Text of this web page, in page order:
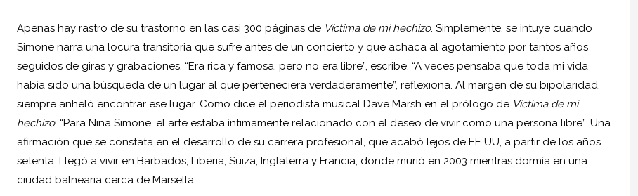
Apenas hay rastro de su trastorno en las casi 300 páginas de Víctima de mi hechizo. Simplemente, se intuye cuando
Simone narra una locura transitoria que sufre antes de un concierto y que achaca al agotamiento por tantos años
seguidos de giras y grabaciones. “Era rica y famosa, pero no era libre”, escribe. “A veces pensaba que toda mi vida
había sido una búsqueda de un lugar al que perteneciera verdaderamente”, reflexiona. Al margen de su bipolaridad,
siempre anheló encontrar ese lugar. Como dice el periodista musical Dave Marsh en el prólogo de Víctima de mi
hechizo: “Para Nina Simone, el arte estaba íntimamente relacionado con el deseo de vivir como una persona libre”. Una
afirmación que se constata en el desarrollo de su carrera profesional, que acabó lejos de EE UU, a partir de los años
setenta. Llegó a vivir en Barbados, Liberia, Suiza, Inglaterra y Francia, donde murió en 2003 mientras dormía en una
ciudad balnearia cerca de Marsella.